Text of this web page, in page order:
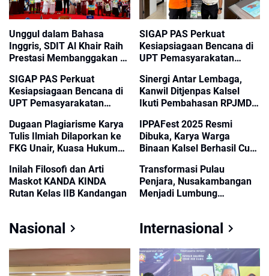
Unggul dalam Bahasa
Inggris, SDIT Al Khair Raih
Prestasi Membanggakan di
2026 HST
SIGAP PAS Perkuat
Kesiapsiagaan Bencana di
UPT Pemasyarakatan
Dugaan Plagiarisme Karya
Tulis Ilmiah Dilaporkan ke
FKG Unair, Kuasa Hukum
Transparan
Inilah Filosofi dan Arti
Maskot KANDA KINDA
Rutan Kelas IIB Kandangan
SIGAP PAS Perkuat
Kesiapsiagaan Bencana di
UPT Pemasyarakatan
Sinergi Antar Lembaga,
Kanwil Ditjenpas Kalsel
Ikuti Pembahasan RPJMD
IPPAFest 2025 Resmi
Dibuka, Karya Warga
Binaan Kalsel Berhasil Curi
Transformasi Pulau
Penjara, Nusakambangan
Menjadi Lumbung
Nasional Internasional